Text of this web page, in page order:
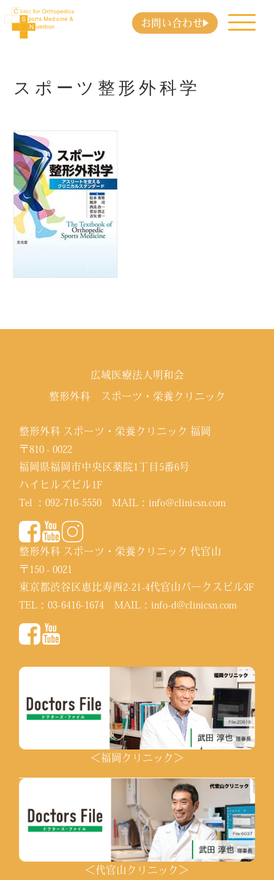
お問い合わせ
スポーツ整形外科学
広域医療法人明和会
整形外科 スポーツ・栄養クリニック
整形外科 スポーツ・栄養クリニック 福岡
〒810 - 0022
福岡県福岡市中央区薬院1丁目5番6号
ハイヒルズビル1F
Tel ：092-716-5550 MAIL：info@clinicsn.com
整形外科 スポーツ・栄養クリニック 代官山
〒150 - 0021
東京都渋谷区恵比寿西2-21-4代官山パークスビル3F
TEL：03-6416-1674 MAIL：info-d@clinicsn.com
＜福岡クリニック＞
＜代官山クリニック＞